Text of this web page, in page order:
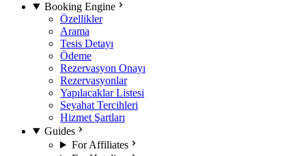
Booking Engine
Özellikler
Arama
Tesis Detayı
Ödeme
Rezervasyon Onayı
Rezervasyonlar
Yapılacaklar Listesi
Seyahat Tercihleri
Hizmet Şartları
Guides
For Affiliates